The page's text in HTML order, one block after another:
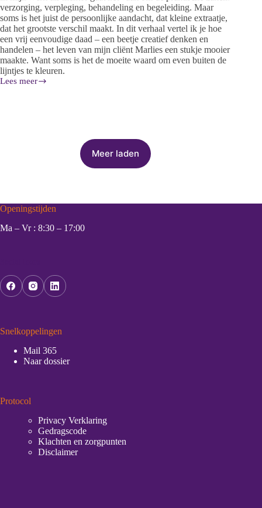
verzorging, verpleging, behandeling en begeleiding. Maar
soms is het juist de persoonlijke aandacht, dat kleine extraatje,
dat het grootste verschil maakt. In dit verhaal vertel ik je hoe
een vrij eenvoudige daad – een beetje creatief denken en
handelen – het leven van mijn cliënt Marlies een stukje mooier
maakte. Want soms is het de moeite waard om even buiten de
lijntjes te kleuren.
Lees meer
Meer laden
Openingstijden
Ma – Vr : 8:30 – 17:00
Snelkoppelingen
Mail 365
Naar dossier
Protocol
Privacy Verklaring
Gedragscode
Klachten en zorgpunten
Disclaimer